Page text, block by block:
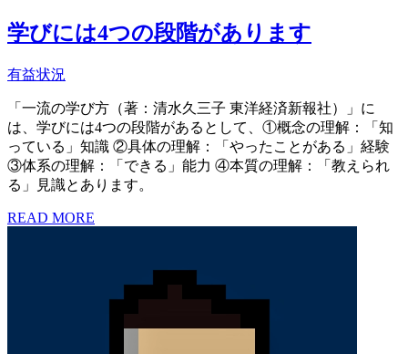
学びには4つの段階があります
有益状況
「一流の学び方（著：清水久三子 東洋経済新報社）」に
は、学びには4つの段階があるとして、①概念の理解：「知
っている」知識 ②具体の理解：「やったことがある」経験
③体系の理解：「できる」能力 ④本質の理解：「教えられ
る」見識とあります。
READ MORE